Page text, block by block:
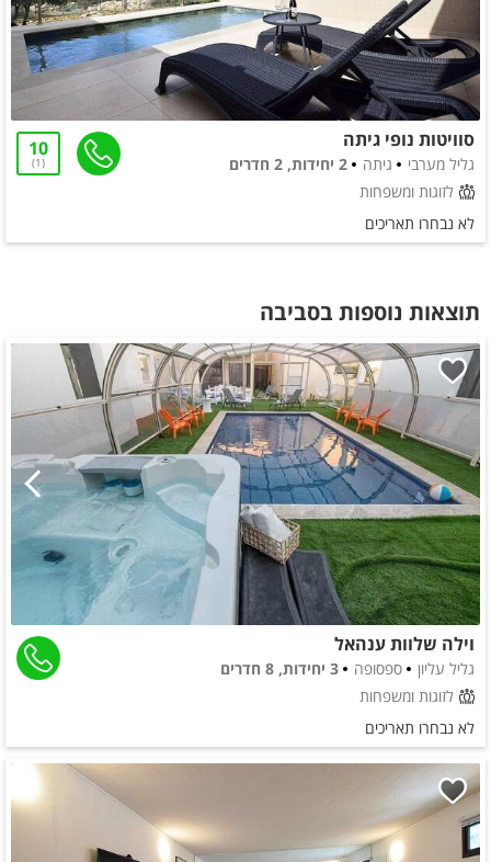
סוויטות נופי גיתה
גליל מערבי גיתה
2 יחידות, 2 חדרים
לזוגות ומשפחות
10
1
לא נבחרו תאריכים
תוצאות נוספות בסביבה
וילה שלוות ענהאל
גליל עליון ספסופה
3 יחידות, 8 חדרים
לזוגות ומשפחות
לא נבחרו תאריכים